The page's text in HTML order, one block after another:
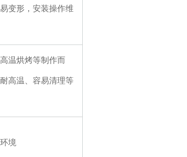
变形，安装操作维
温烘烤等制作而
高温、容易清理等
境